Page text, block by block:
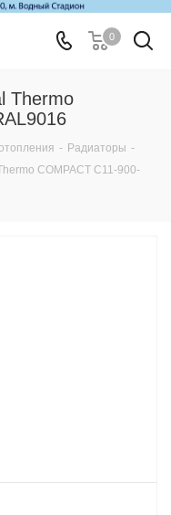
0
Thermo
- Радиаторы -
COMPACT C11-900-